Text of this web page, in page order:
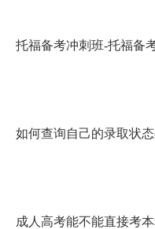
托福备考冲刺班-托福备
如何查询自己的录取状
成人高考能不能直接考